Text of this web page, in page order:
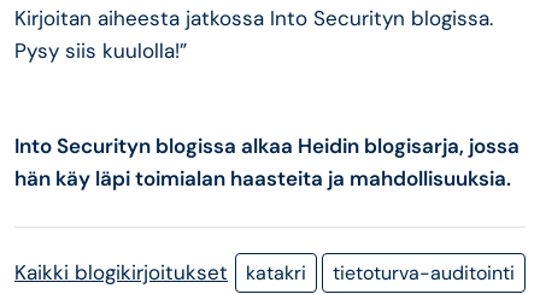
Kirjoitan aiheesta jatkossa Into Securityn blogissa.
Pysy siis kuulolla!”
Into Securityn blogissa alkaa Heidin blogisarja, jossa
hän käy läpi toimialan haasteita ja mahdollisuuksia.
Kaikki blogikirjoitukset katakri tietoturva-auditointi